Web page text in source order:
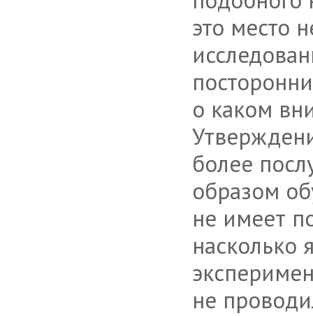
это место
о каком
более
образом
не имеет
насколько
не